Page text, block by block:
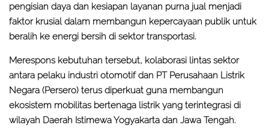
pengisian daya dan kesiapan layanan purna jual menjadi
faktor krusial dalam membangun kepercayaan publik untuk
beralih ke energi bersih di sektor transportasi.
Merespons kebutuhan tersebut, kolaborasi lintas sektor
antara pelaku industri otomotif dan PT Perusahaan Listrik
Negara (Persero) terus diperkuat guna membangun
ekosistem mobilitas bertenaga listrik yang terintegrasi di
wilayah Daerah Istimewa Yogyakarta dan Jawa Tengah.